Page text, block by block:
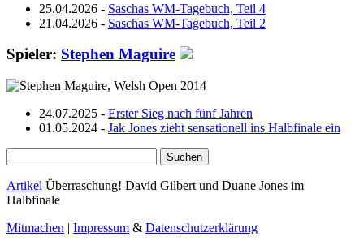
25.04.2026 - Saschas WM-Tagebuch, Teil 4
21.04.2026 - Saschas WM-Tagebuch, Teil 2
Spieler: Stephen Maguire
24.07.2025 - Erster Sieg nach fünf Jahren
01.05.2024 - Jak Jones zieht sensationell ins Halbfinale ein
nach:
Artikel Überraschung! David Gilbert und Duane Jones im
Halbfinale
Mitmachen | Impressum & Datenschutzerklärung